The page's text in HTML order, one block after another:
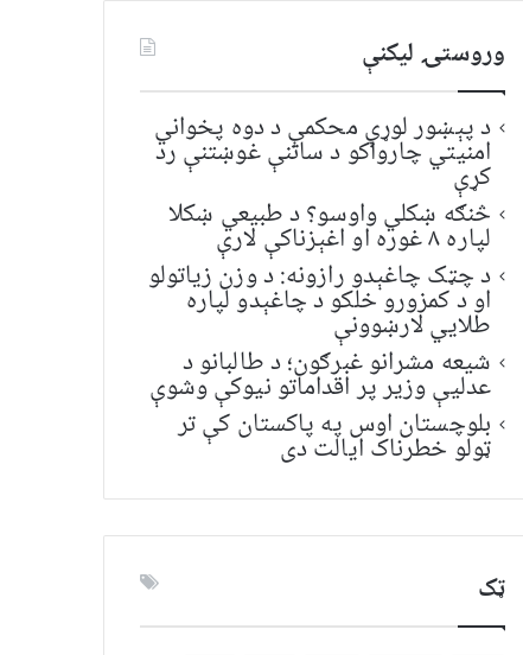
وروستۍ ليکنې
د پېښور لوړې محکمې د دوه پخواني
امنیتي چارواکو د ساتنې غوښتنې رد
کړې
څنګه ښکلي واوسو؟ د طبیعي ښکلا
لپاره ۸ غوره او اغېزناکې لارې
د چټک چاغېدو رازونه: د وزن زیاتولو
او د کمزورو خلکو د چاغېدو لپاره
طلایي لارښوونې
شیعه مشرانو غبرګون؛ د طالبانو د
عدلیې وزیر پر اقداماتو نیوکې وشوې
بلوچستان اوس په پاکستان کې تر
ټولو خطرناک ایالت دی
ټک